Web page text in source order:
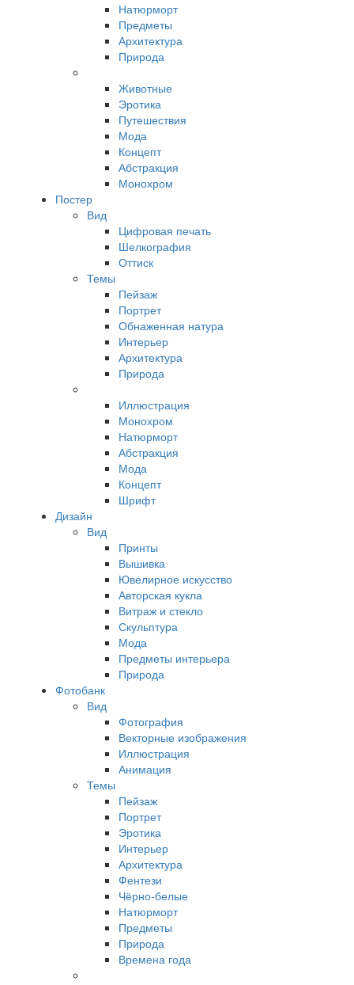
Натюрморт
Предметы
Архитектура
Природа
Животные
Эротика
Путешествия
Мода
Концепт
Абстракция
Монохром
Постер
Вид
Цифровая печать
Шелкография
Оттиск
Темы
Пейзаж
Портрет
Обнаженная натура
Интерьер
Архитектура
Природа
Иллюстрация
Монохром
Натюрморт
Абстракция
Мода
Концепт
Шрифт
Дизайн
Вид
Принты
Вышивка
Ювелирное искусство
Авторская кукла
Витраж и стекло
Скульптура
Мода
Предметы интерьера
Природа
Фотобанк
Вид
Фотография
Векторные изображения
Иллюстрация
Анимация
Темы
Пейзаж
Портрет
Эротика
Интерьер
Архитектура
Фентези
Чёрно-белые
Натюрморт
Предметы
Природа
Времена года